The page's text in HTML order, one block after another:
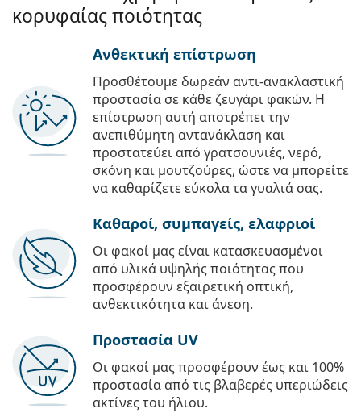
κορυφαίας ποιότητας
Ανθεκτική επίστρωση
Προσθέτουμε δωρεάν αντι-ανακλαστική
προστασία σε κάθε ζευγάρι φακών. Η
επίστρωση αυτή αποτρέπει την
ανεπιθύμητη αντανάκλαση και
προστατεύει από γρατσουνιές, νερό,
σκόνη και μουτζούρες, ώστε να μπορείτε
να καθαρίζετε εύκολα τα γυαλιά σας.
Καθαροί, συμπαγείς, ελαφριοί
Οι φακοί μας είναι κατασκευασμένοι
από υλικά υψηλής ποιότητας που
προσφέρουν εξαιρετική οπτική,
ανθεκτικότητα και άνεση.
Προστασία UV
Οι φακοί μας προσφέρουν έως και 100%
προστασία από τις βλαβερές υπεριώδεις
ακτίνες του ήλιου.